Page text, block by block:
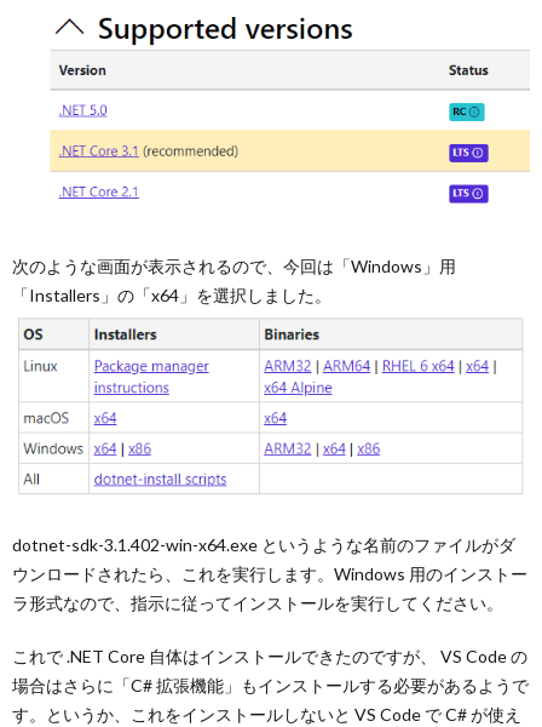
次のような画面が表示されるので、今回は「Windows」用
「Installers」の「x64」を選択しました。
dotnet-sdk-3.1.402-win-x64.exe というような名前のファイルがダ
ウンロードされたら、これを実行します。Windows 用のインストー
ラ形式なので、指示に従ってインストールを実行してください。
これで .NET Core 自体はインストールできたのですが、 VS Code の
場合はさらに「C# 拡張機能」もインストールする必要があるようで
す。というか、これをインストールしないと VS Code で C# が使え